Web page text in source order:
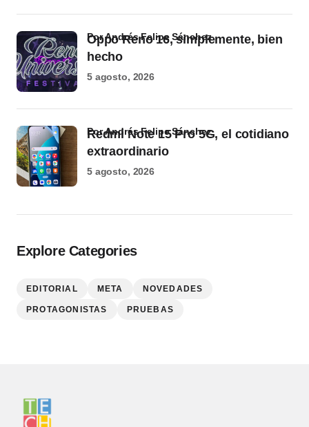
Oppo Reno 16, simplemente, bien
hecho
por Andrés Felipe Sánchez
5 agosto, 2026
Redmi Note 15 Pro 5G, el cotidiano
extraordinario
por Andrés Felipe Sánchez
5 agosto, 2026
Explore Categories
EDITORIAL META NOVEDADES
PROTAGONISTAS PRUEBAS